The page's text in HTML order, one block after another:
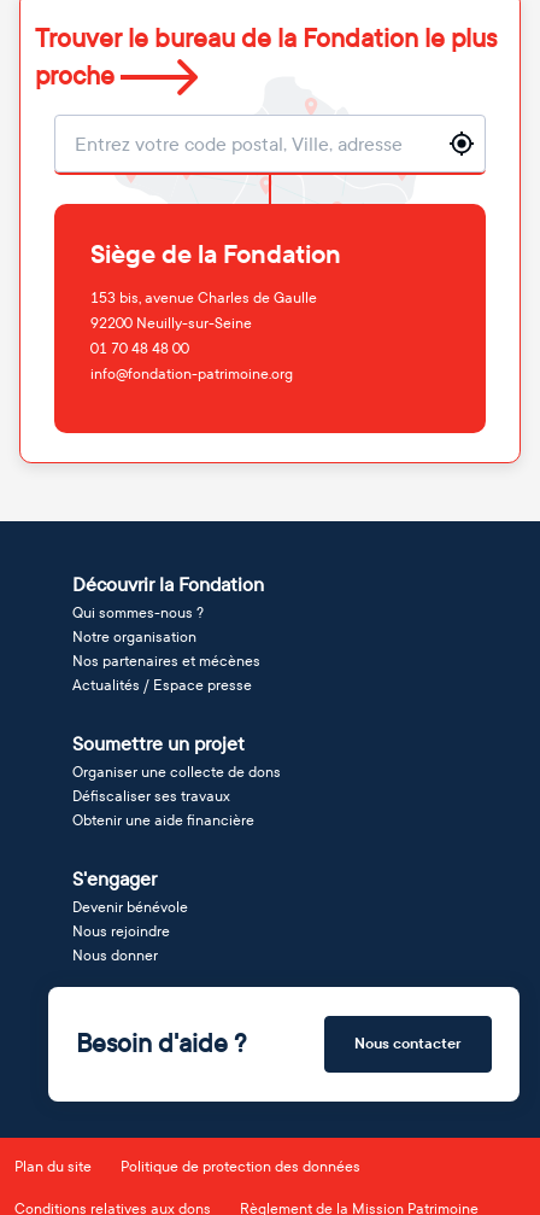
Trouver le bureau de la Fondation le plus
proche
Localisation
Siège de la Fondation
153 bis, avenue Charles de Gaulle
92200 Neuilly-sur-Seine
01 70 48 48 00
info@fondation-patrimoine.org
Découvrir la Fondation
Qui sommes-nous ?
Notre organisation
Nos partenaires et mécènes
Actualités / Espace presse
Soumettre un projet
Organiser une collecte de dons
Défiscaliser ses travaux
Obtenir une aide financière
S'engager
Devenir bénévole
Nous rejoindre
Nous donner
Besoin d'aide ? Nous contacter
Plan du site Politique de protection des données
Conditions relatives aux dons Règlement de la Mission Patrimoine